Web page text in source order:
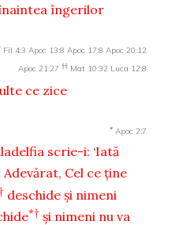
îngerilor
Fil 4:3 Apoc 13:8 Apoc 17:8 Apoc 20:12
Apoc 21:27 †† Mat 10:32 Luca 12:8
ce zice
* Apoc 2:7
scrie-i: ‘Iată
Adevărat, Cel ce ţine
deschide şi nimeni
*† şi nimeni nu va